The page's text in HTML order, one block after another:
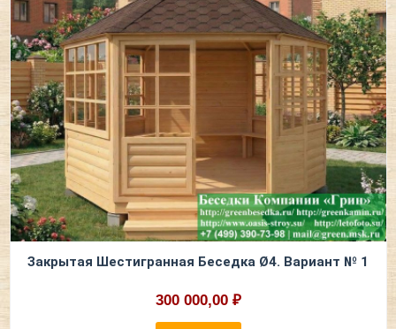
Закрытая Шестигранная Беседка Ø4. Вариант № 1
300 000,00 ₽